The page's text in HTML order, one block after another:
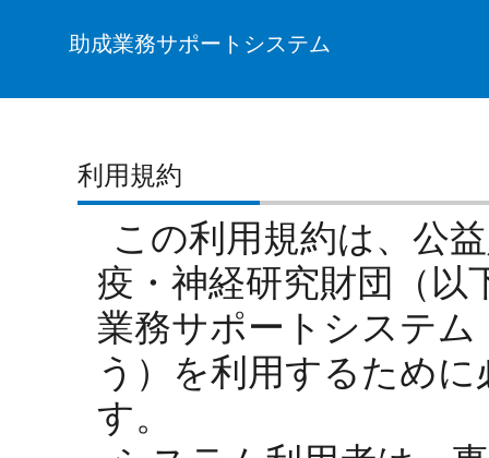
助成業務サポートシステム
利用規約
この利用規約は、公
疫・神経研究財団（以
業務サポートシステ
う）を利用するため
す。